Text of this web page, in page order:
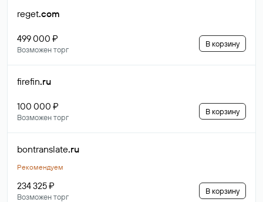
reget.com
499 000 ₽
Возможен торг
В корзину
firefin.ru
100 000 ₽
Возможен торг
В корзину
bontranslate.ru
Рекомендуем
234 325 ₽
Возможен торг
В корзину